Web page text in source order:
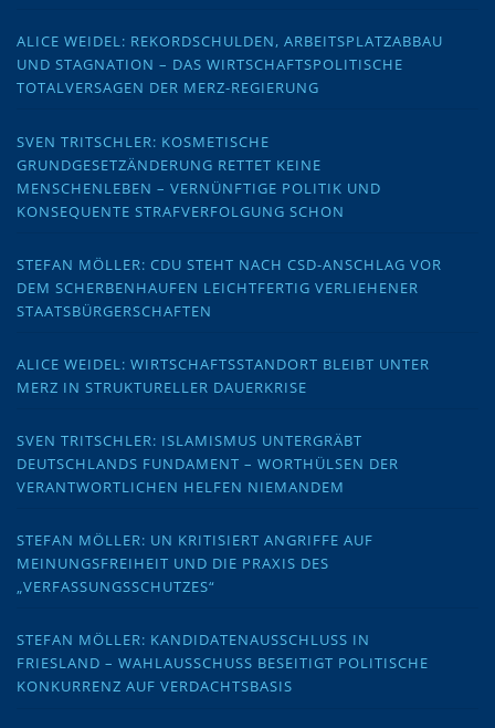
ALICE WEIDEL: REKORDSCHULDEN, ARBEITSPLATZABBAU
UND STAGNATION – DAS WIRTSCHAFTSPOLITISCHE
TOTALVERSAGEN DER MERZ-REGIERUNG
SVEN TRITSCHLER: KOSMETISCHE
GRUNDGESETZÄNDERUNG RETTET KEINE
MENSCHENLEBEN – VERNÜNFTIGE POLITIK UND
KONSEQUENTE STRAFVERFOLGUNG SCHON
STEFAN MÖLLER: CDU STEHT NACH CSD-ANSCHLAG VOR
DEM SCHERBENHAUFEN LEICHTFERTIG VERLIEHENER
STAATSBÜRGERSCHAFTEN
ALICE WEIDEL: WIRTSCHAFTSSTANDORT BLEIBT UNTER
MERZ IN STRUKTURELLER DAUERKRISE
SVEN TRITSCHLER: ISLAMISMUS UNTERGRÄBT
DEUTSCHLANDS FUNDAMENT – WORTHÜLSEN DER
VERANTWORTLICHEN HELFEN NIEMANDEM
STEFAN MÖLLER: UN KRITISIERT ANGRIFFE AUF
MEINUNGSFREIHEIT UND DIE PRAXIS DES
„VERFASSUNGSSCHUTZES“
STEFAN MÖLLER: KANDIDATENAUSSCHLUSS IN
FRIESLAND – WAHLAUSSCHUSS BESEITIGT POLITISCHE
KONKURRENZ AUF VERDACHTSBASIS